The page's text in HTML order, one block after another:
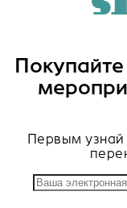
Первым узнай